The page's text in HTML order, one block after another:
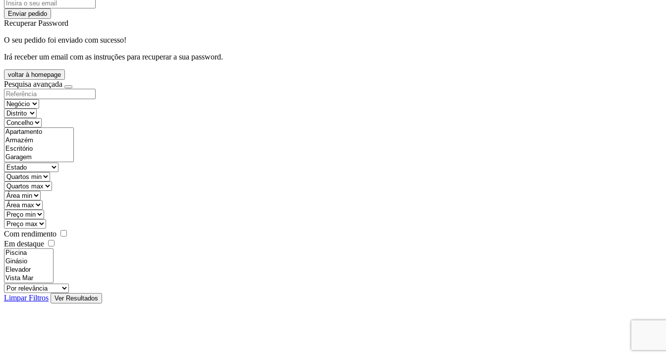
Enviar pedido
Recuperar Password
O seu pedido foi enviado com sucesso!
Irá receber um email com as instruções para recuperar a sua password.
voltar à homepage
Pesquisa avançada
objective
districtId
countyId
types
state
mintypo
maxtypo
minarea
maxarea
minprice
maxprice
Com rendimento
Em destaque
features
realestateOrder
Limpar Filtros
Ver Resultados